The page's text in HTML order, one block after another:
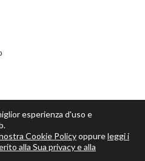
esperienza d'uso e
Cookie Policyoppureleggi i
alla Sua privacy e alla